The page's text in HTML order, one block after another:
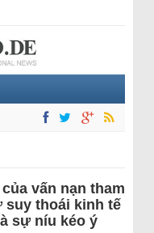
vấn nạn tham
suy thoái kinh tế
sự níu kéo ý